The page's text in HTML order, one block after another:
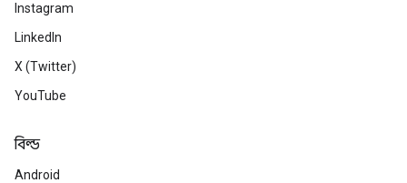
Instagram
LinkedIn
X (Twitter)
YouTube
বিল্ড
Android